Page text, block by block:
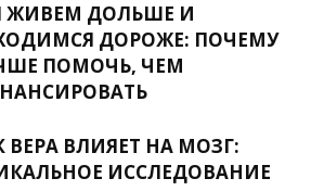
ДОЛЬШЕ И
ДОРОЖЕ: ПОЧЕМУ
ПОМОЧЬ, ЧЕМ
ВЕРА ВЛИЯЕТ НА МОЗГ:
ИССЛЕДОВАНИЕ